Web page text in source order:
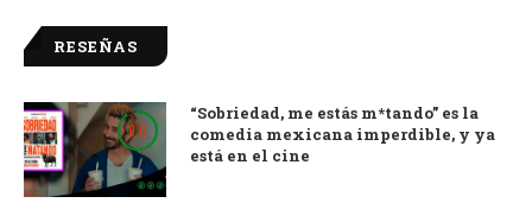
RESEÑAS
9.0
“Sobriedad, me estás m*tando” es la
comedia mexicana imperdible, y ya
está en el cine